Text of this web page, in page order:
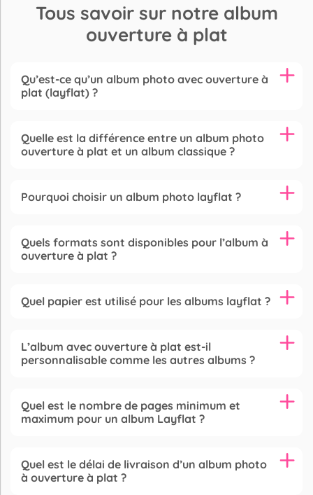
Tous savoir sur notre album
ouverture à plat
Qu’est-ce qu’un album photo avec ouverture à
plat (layflat) ?
Quelle est la différence entre un album photo
ouverture à plat et un album classique ?
Pourquoi choisir un album photo layflat ?
Quels formats sont disponibles pour l’album à
ouverture à plat ?
Quel papier est utilisé pour les albums layflat ?
L’album avec ouverture à plat est-il
personnalisable comme les autres albums ?
Quel est le nombre de pages minimum et
maximum pour un album Layflat ?
Quel est le délai de livraison d’un album photo
à ouverture à plat ?